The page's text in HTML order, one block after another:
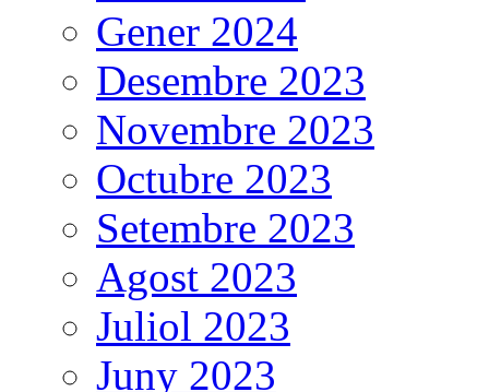
Gener 2024
Desembre 2023
Novembre 2023
Octubre 2023
Setembre 2023
Agost 2023
Juliol 2023
Juny 2023